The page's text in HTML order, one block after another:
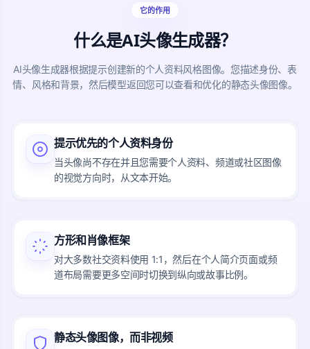
它的作用
什么是AI头像生成器？
AI头像生成器根据提示创建新的个人资料风格图像。您描述身份、表
情、风格和背景，然后模型返回您可以查看和优化的静态头像图像。
提示优先的个人资料身份
当头像尚不存在并且您需要个人资料、频道或社区图像
的视觉方向时，从文本开始。
方形和肖像框架
对大多数社交资料使用 1:1，然后在个人简介页面或频
道布局需要更多空间时切换到纵向或故事比例。
静态头像图像，而非视频